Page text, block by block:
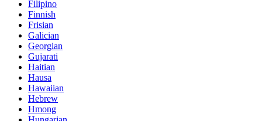
Filipino
Finnish
Frisian
Galician
Georgian
Gujarati
Haitian
Hausa
Hawaiian
Hebrew
Hmong